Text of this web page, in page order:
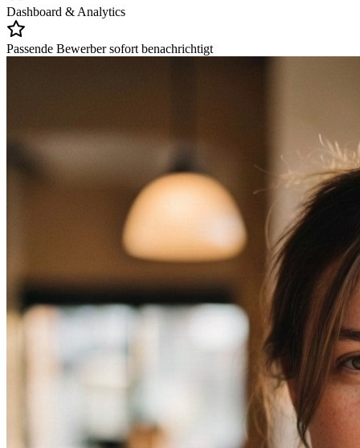
Dashboard & Analytics
Passende Bewerber sofort benachrichtigt